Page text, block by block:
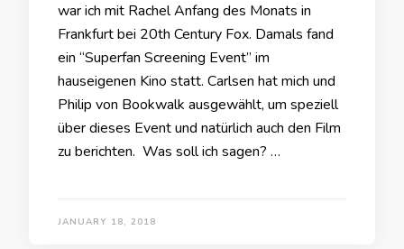
war ich mit Rachel Anfang des Monats in
Frankfurt bei 20th Century Fox. Damals fand
ein “Superfan Screening Event” im
hauseigenen Kino statt. Carlsen hat mich und
Philip von Bookwalk ausgewählt, um speziell
über dieses Event und natürlich auch den Film
zu berichten. Was soll ich sagen? …
JANUARY 18, 2018